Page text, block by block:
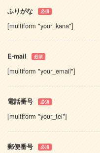
ふりがな 必須
[multiform "your_kana"]
E-mail 必須
[multiform "your_email"]
電話番号 必須
[multiform "your_tel"]
郵便番号 必須